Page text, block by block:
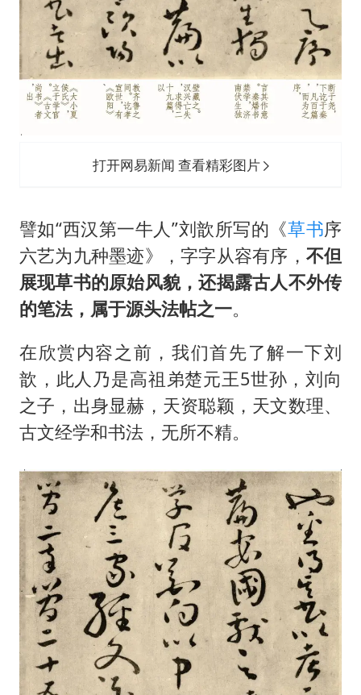
打开网易新闻 查看精彩图片
譬如“西汉第一牛人”刘歆所写的《草书序
六艺为九种墨迹》，字字从容有序， 不但
展现草书的原始风貌，还揭露古人不外传
的笔法，属于源头法帖之一。
在欣赏内容之前，我们首先了解一下刘
歆，此人乃是高祖弟楚元王5世孙，刘向
之子，出身显赫，天资聪颖，天文数理、
古文经学和书法，无所不精。